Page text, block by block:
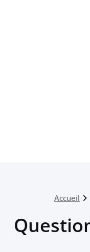
Accueil